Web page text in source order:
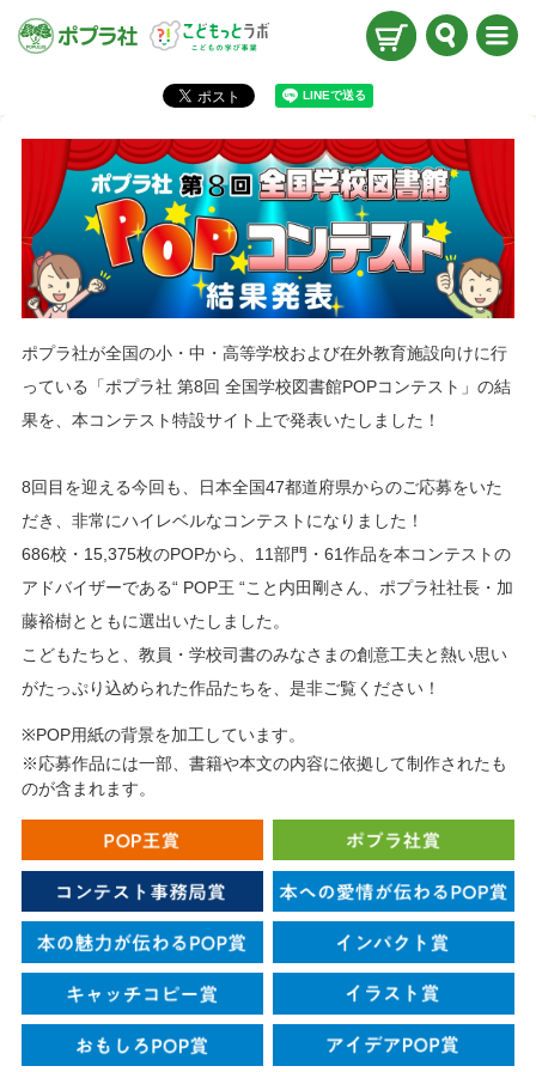
ポプラ社が全国の小・中・高等学校および在外教育施設向けに行
っている「ポプラ社 第8回 全国学校図書館POPコンテスト」の結
果を、本コンテスト特設サイト上で発表いたしました！
8回目を迎える今回も、日本全国47都道府県からのご応募をいた
だき、非常にハイレベルなコンテストになりました！
686校・15,375枚のPOPから、11部門・61作品を本コンテストの
アドバイザーである“ POP王 “こと内田剛さん、ポプラ社社長・加
藤裕樹とともに選出いたしました。
こどもたちと、教員・学校司書のみなさまの創意工夫と熱い思い
がたっぷり込められた作品たちを、是非ご覧ください！
※POP用紙の背景を加工しています。
※応募作品には一部、書籍や本文の内容に依拠して制作されたも
のが含まれます。